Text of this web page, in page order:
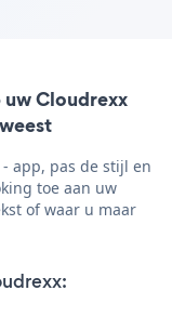
Cloudrexx
app, pas de stijl en
toe aan uw
of waar u maar